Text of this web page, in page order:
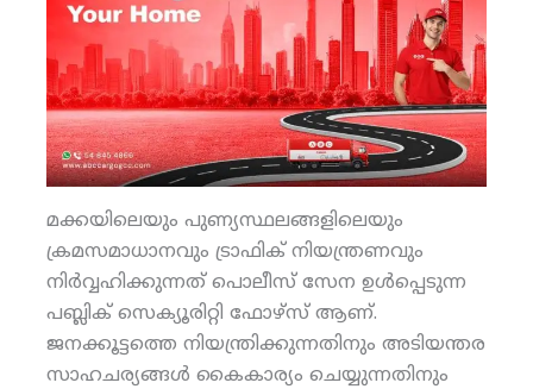
മക്കയിലെയും പുണ്യസ്ഥലങ്ങളിലെയും
ക്രമസമാധാനവും ട്രാഫിക് നിയന്ത്രണവും
നിര്‍വ്വഹിക്കുന്നത് പൊലീസ് സേന ഉള്‍പ്പെടുന്ന
പബ്ലിക് സെക്യൂരിറ്റി ഫോഴ്‌സ് ആണ്.
ജനക്കൂട്ടത്തെ നിയന്ത്രിക്കുന്നതിനും അടിയന്തര
സാഹചര്യങ്ങള്‍ കൈകാര്യം ചെയ്യുന്നതിനും